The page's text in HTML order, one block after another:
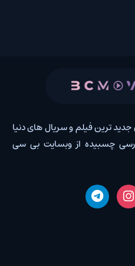
و سریال های دنیا
از وبسایت بی سی